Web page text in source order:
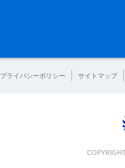
プライバシーポリシー サイトマップ